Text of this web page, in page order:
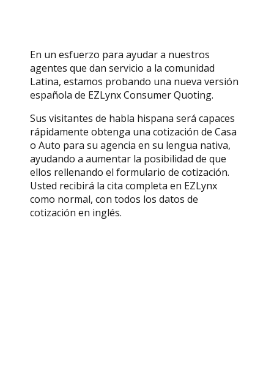
En un esfuerzo para ayudar a nuestros
agentes que dan servicio a la comunidad
Latina, estamos probando una nueva versión
española de EZLynx Consumer Quoting.
Sus visitantes de habla hispana será capaces
rápidamente obtenga una cotización de Casa
o Auto para su agencia en su lengua nativa,
ayudando a aumentar la posibilidad de que
ellos rellenando el formulario de cotización.
Usted recibirá la cita completa en EZLynx
como normal, con todos los datos de
cotización en inglés.